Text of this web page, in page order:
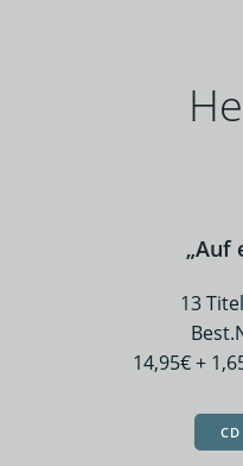
„Auf
13
14,95€ +